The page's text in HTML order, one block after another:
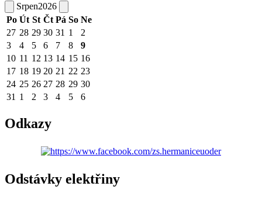
Srpen2026
Po Út St Čt Pá So Ne
27 28 29 30 31 1
2
3
4 5 6 7 8
9
10 11 12 13 14 15 16
17 18 19 20 21 22 23
24 25 26 27 28 29 30
31 1 2 3 4 5 6
Odkazy
Odstávky elektřiny